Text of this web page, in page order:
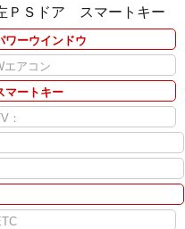
Ｓドア スマートキー
ワーウインドウ
エアコン
マートキー
：